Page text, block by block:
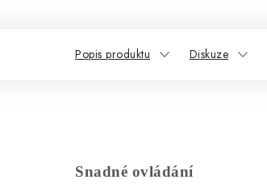
Popis produktu Diskuze
Snadné ovládání